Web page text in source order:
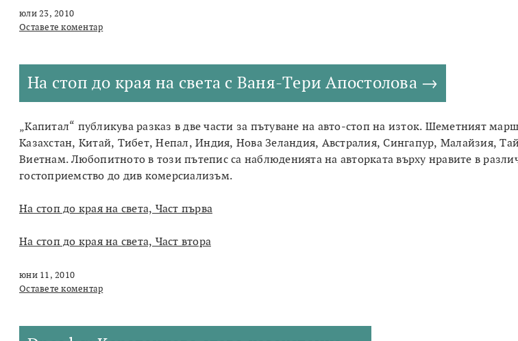
юли 23, 2010
Оставете коментар
На стоп до края на света с Ваня-Тери Апостолова
„Капитал“ публикува разказ в две части за пътуване на авто-стоп на изток. Шеметният
Казахстан, Китай, Тибет, Непал, Индия, Нова Зеландия, Австралия, Сингапур, Малайзия,
Виетнам. Любопитното в този пътепис са наблюденията на авторката върху нравите в
гостоприемство до див комерсиализъм.
На стоп до края на света, Част първа
На стоп до края на света, Част втора
юни 11, 2010
Оставете коментар